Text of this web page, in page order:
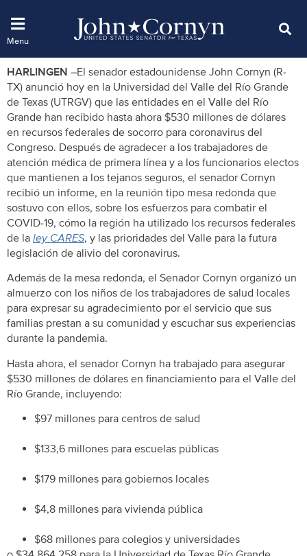
HARLINGEN –El senador estadounidense John Cornyn (R-
TX) anunció hoy en la Universidad del Valle del Río Grande
de Texas (UTRGV) que las entidades en el Valle del Río
Grande han recibido hasta ahora $530 millones de dólares
en recursos federales de socorro para coronavirus del
Congreso. Después de agradecer a los trabajadores de
atención médica de primera línea y a los funcionarios electos
que mantienen a los tejanos seguros, el senador Cornyn
recibió un informe, en la reunión tipo mesa redonda que
sostuvo con ellos, sobre los esfuerzos para combatir el
COVID-19, cómo la región ha utilizado los recursos federales
de la ley CARES, y las prioridades del Valle para la futura
legislación de alivio del coronavirus.
Además de la mesa redonda, el Senador Cornyn organizó un
almuerzo con los niños de los trabajadores de salud locales
para expresar su agradecimiento por el servicio que sus
familias prestan a su comunidad y escuchar sus experiencias
durante la pandemia.
Hasta ahora, el senador Cornyn ha trabajado para asegurar
$530 millones de dólares en financiamiento para el Valle del
Río Grande, incluyendo:
$97 millones para centros de salud
$133,6 millones para escuelas públicas
$179 millones para gobiernos locales
$4,8 millones para vivienda pública
$68 millones para colegios y universidades